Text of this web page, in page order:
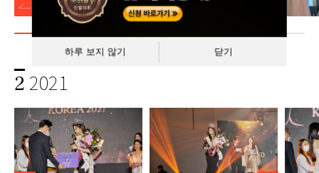
2 2021
하루 보지 않기 닫기